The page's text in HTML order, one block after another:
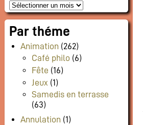
Par théme
Animation (262)
Café philo (6)
Fête (16)
Jeux (1)
Samedis en terrasse
(63)
Annulation (1)